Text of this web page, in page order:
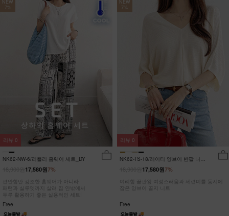
NEW
7%
NK62-NW-6/리플리 홈웨어 세트_DY
7%
17,580원
편안함만 강조한 홈웨어가 아니라
패턴과 실루엣까지 살려 집 안밖에서
두루 활용하기 좋은 실용적인 세트!
Free
리뷰 0
NEW
7%
NK62-TS-18/레이티 양브이 반팔 니트
7%
17,580원
여리함 끝판왕 여성스러움과 세련미를 동시에
잡은 양브이 골지 니트
Free
리뷰 0